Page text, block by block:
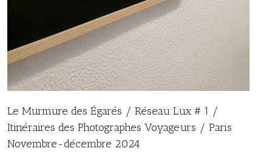
Le Murmure des Égarés / Réseau Lux # 1 /
Itinéraires des Photographes Voyageurs / Paris
Novembre-décembre 2024